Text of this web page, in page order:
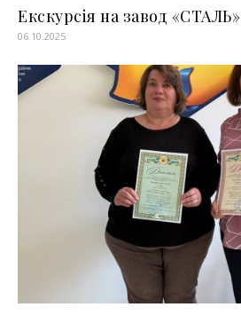
Екскурсія на завод «СТАЛЬ»
06.10.2025